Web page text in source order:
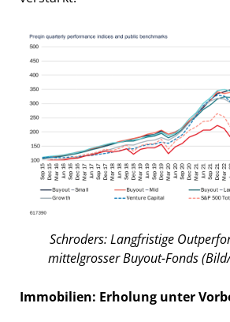
Schroders: Langfristige
mittelgrosser Buyout-Fonds
Immobilien: Erholung unter